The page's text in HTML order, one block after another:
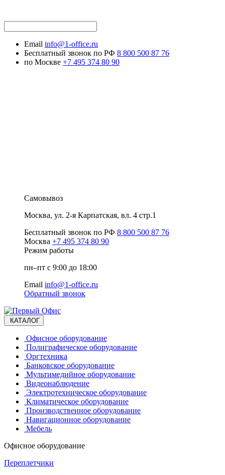
Email info@1-office.ru
Бесплатный звонок по РФ 8 800 500 87 76
по Москве +7 495 374 80 90
Самовывоз
Москва, ул. 2-я Карпатская, вл. 4 стр.1
Бесплатный звонок по РФ 8 800 500 87 76
Москва +7 495 374 80 90
Режим работы
пн–пт с 9:00 до 18:00
Email info@1-office.ru
Обратный звонок
КАТАЛОГ
Офисное оборудование
Полиграфическое оборудование
Оргтехника
Банковское оборудование
Мультимедийное оборудование
Видеонаблюдение
Электротехническое оборудование
Климатическое оборудование
Производственное оборудование
Навигационное оборудование
Мебель
Офисное оборудование
Переплетчики